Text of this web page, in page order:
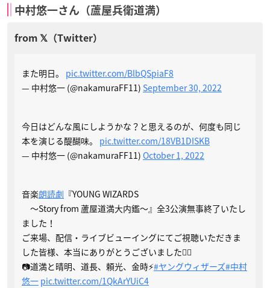
中村悠一さん（蘆屋兵衛道満）
また明日。 pic.twitter.com/BlbQSpiaF8
— 中村悠一 (@nakamuraFF11) September 30, 2022
今日はどんな風にしようかな？と思えるのが、何度も同じ
本を演じる醍醐味。 pic.twitter.com/18VB1DISKB
— 中村悠一 (@nakamuraFF11) October 1, 2022
音楽朗読劇 『YOUNG WIZARDS
〜Story from 蘆屋道満大内鑑〜』全3公演無事終了いたし
ました！
ご来場、配信・ライブビューイングにてご視聴いただきま
した皆様、本当にありがとうございました🙇‍♂️
📷道満と晴明、道長、頼光、金時⚡️#ヤングウィザーズ#中村
悠一 pic.twitter.com/1QkArYUiC4